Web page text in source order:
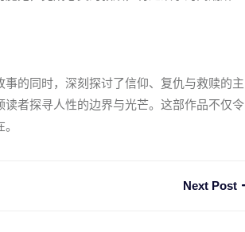
的同时，深刻探讨了信仰、复仇与救赎的主
者探寻人性的边界与光芒。这部作品不仅令
Next Post